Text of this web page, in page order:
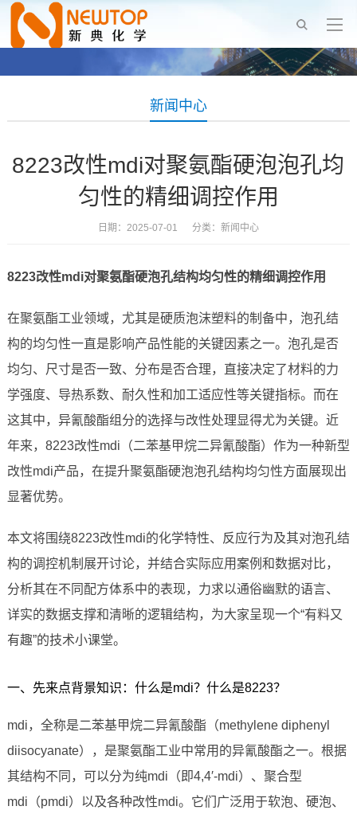
新闻中心
8223改性mdi对聚氨酯硬泡泡孔均
匀性的精细调控作用
日期：2025-07-01 分类： 新闻中心
8223改性mdi对聚氨酯硬泡孔结构均匀性的精细调控作用
在聚氨酯工业领域，尤其是硬质泡沫塑料的制备中，泡孔结
构的均匀性一直是影响产品性能的关键因素之一。泡孔是否
均匀、尺寸是否一致、分布是否合理，直接决定了材料的力
学强度、导热系数、耐久性和加工适应性等关键指标。而在
这其中，异氰酸酯组分的选择与改性处理显得尤为关键。近
年来，8223改性mdi（二苯基甲烷二异氰酸酯）作为一种新型
改性mdi产品，在提升聚氨酯硬泡泡孔结构均匀性方面展现出
显著优势。
本文将围绕8223改性mdi的化学特性、反应行为及其对泡孔结
构的调控机制展开讨论，并结合实际应用案例和数据对比，
分析其在不同配方体系中的表现，力求以通俗幽默的语言、
详实的数据支撑和清晰的逻辑结构，为大家呈现一个“有料又
有趣”的技术小课堂。
一、先来点背景知识：什么是mdi？什么是8223？
mdi，全称是二苯基甲烷二异氰酸酯（methylene diphenyl
diisocyanate），是聚氨酯工业中常用的异氰酸酯之一。根据
其结构不同，可以分为纯mdi（即4,4′-mdi）、聚合型
mdi（pmdi）以及各种改性mdi。它们广泛用于软泡、硬泡、